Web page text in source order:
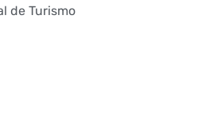
de Turismo